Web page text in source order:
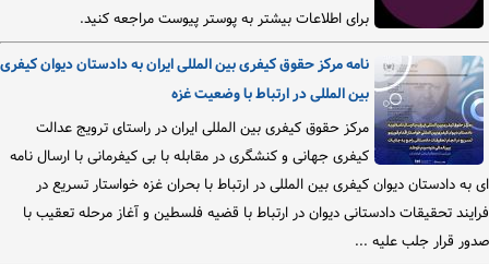
برای اطلاعات بیشتر به پوستر پیوست مراجعه کنید.
نامه مرکز حقوق کیفری بین المللی ایران به دادستان دیوان کیفری
بین المللی در ارتباط با وضعیت غزه
مرکز حقوق کیفری بین المللی ایران در راستای ترویج عدالت
کیفری جهانی و کنشگری در مقابله با بی کیفرمانی با ارسال نامه
ای به دادستان دیوان کیفری بین المللی در ارتباط با بحران غزه خواستار تسریع در
فرایند تحقیقات دادستانی دیوان در ارتباط با قضیه فلسطین و آغاز مرحله تعقیب با
صدور قرار جلب علیه ...